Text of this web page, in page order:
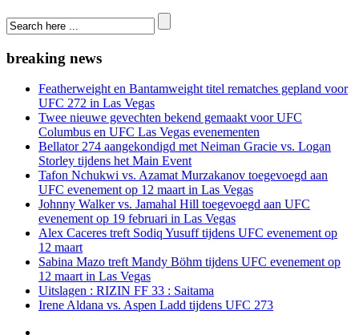
breaking news
Featherweight en Bantamweight titel rematches gepland voor
UFC 272 in Las Vegas
Twee nieuwe gevechten bekend gemaakt voor UFC
Columbus en UFC Las Vegas evenementen
Bellator 274 aangekondigd met Neiman Gracie vs. Logan
Storley tijdens het Main Event
Tafon Nchukwi vs. Azamat Murzakanov toegevoegd aan
UFC evenement op 12 maart in Las Vegas
Johnny Walker vs. Jamahal Hill toegevoegd aan UFC
evenement op 19 februari in Las Vegas
Alex Caceres treft Sodiq Yusuff tijdens UFC evenement op
12 maart
Sabina Mazo treft Mandy Böhm tijdens UFC evenement op
12 maart in Las Vegas
Uitslagen : RIZIN FF 33 : Saitama
Irene Aldana vs. Aspen Ladd tijdens UFC 273